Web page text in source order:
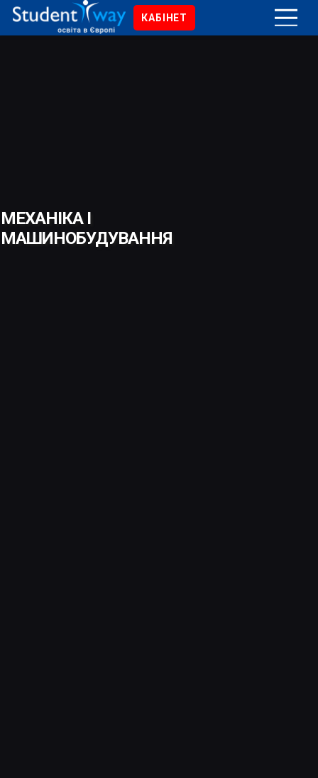
КАБІНЕТ
МЕХАНІКА І
МАШИНОБУДУВАННЯ